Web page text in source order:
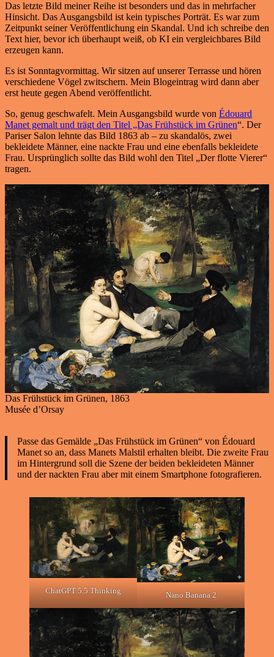
Das letzte Bild meiner Reihe ist besonders und das in mehrfacher
Hinsicht. Das Ausgangsbild ist kein typisches Porträt. Es war zum
Zeitpunkt seiner Veröffentlichung ein Skandal. Und ich schreibe den
Text hier, bevor ich überhaupt weiß, ob KI ein vergleichbares Bild
erzeugen kann.
Es ist Sonntagvormittag. Wir sitzen auf unserer Terrasse und hören
verschiedene Vögel zwitschern. Mein Blogeintrag wird dann aber
erst heute gegen Abend veröffentlicht.
So, genug geschwafelt. Mein Ausgangsbild wurde von Édouard
Manet gemalt und trägt den Titel „Das Frühstück im Grünen“. Der
Pariser Salon lehnte das Bild 1863 ab – zu skandalös, zwei
bekleidete Männer, eine nackte Frau und eine ebenfalls bekleidete
Frau. Ursprünglich sollte das Bild wohl den Titel „Der flotte Vierer“
tragen.
Das Frühstück im Grünen, 1863
Musée d’Orsay
Passe das Gemälde „Das Frühstück im Grünen“ von Édouard
Manet so an, dass Manets Malstil erhalten bleibt. Die zweite Frau
im Hintergrund soll die Szene der beiden bekleideten Männer
und der nackten Frau aber mit einem Smartphone fotografieren.
ChatGPT 5.5 Thinking Nano Banana 2